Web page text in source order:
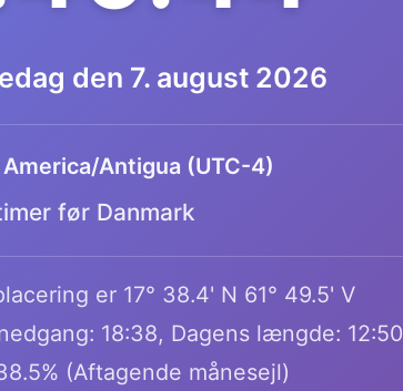
den 7. august 2026
America/Antigua (UTC-4)
før Danmark
er 17° 38.4' N 61° 49.5' V
18:38, Dagens længde: 12:50
(Aftagende månesejl)